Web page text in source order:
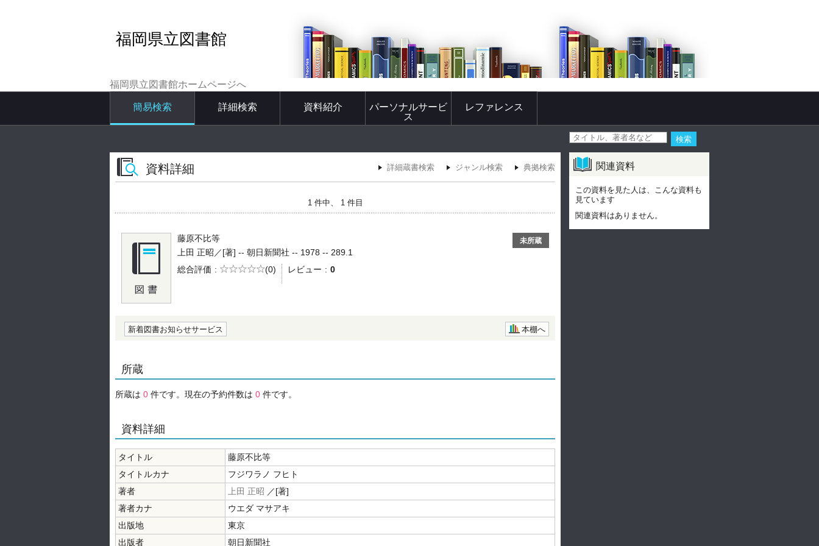
福岡県立図書館
福岡県立図書館ホームページへ
簡易検索 詳細検索 資料紹介
パーソナルサービ
ス
レファレンス
資料詳細 詳細蔵書検索 ジャンル検索 典拠検索
1 件中、 1 件目
藤原不比等 未所蔵
上田 正昭／[著] -- 朝日新聞社 -- 1978 -- 289.1
総合評価
5段階評価
(0) レビュー 0
新着図書お知らせサービス 本棚へ
所蔵
所蔵は 0 件です。現在の予約件数は 0 件です。
資料詳細
タイトル
藤原不比等
タイトルカナ
フジワラノ フヒト
著者
上田 正昭 ／[著]
著者カナ
ウエダ マサアキ
出版地
東京
出版者
朝日新聞社
関連資料
この資料を見た人は、こんな資料も
見ています
関連資料はありません。